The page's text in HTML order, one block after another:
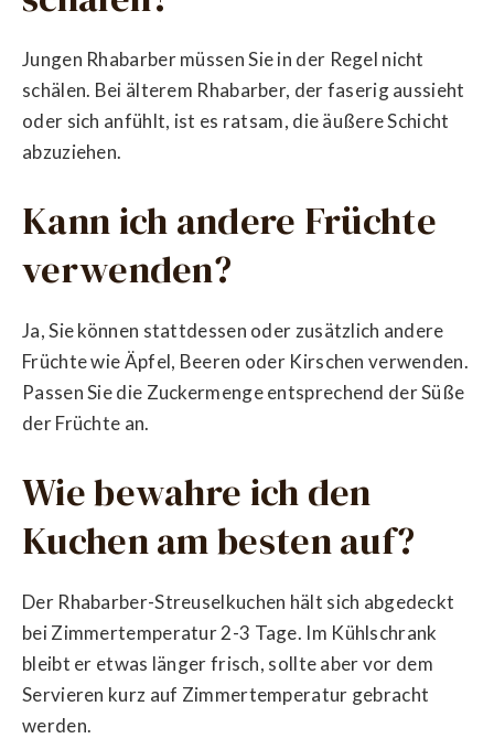
Jungen Rhabarber müssen Sie in der Regel nicht
schälen. Bei älterem Rhabarber, der faserig aussieht
oder sich anfühlt, ist es ratsam, die äußere Schicht
abzuziehen.
Kann ich andere Früchte
verwenden?
Ja, Sie können stattdessen oder zusätzlich andere
Früchte wie Äpfel, Beeren oder Kirschen verwenden.
Passen Sie die Zuckermenge entsprechend der Süße
der Früchte an.
Wie bewahre ich den
Kuchen am besten auf?
Der Rhabarber-Streuselkuchen hält sich abgedeckt
bei Zimmertemperatur 2-3 Tage. Im Kühlschrank
bleibt er etwas länger frisch, sollte aber vor dem
Servieren kurz auf Zimmertemperatur gebracht
werden.